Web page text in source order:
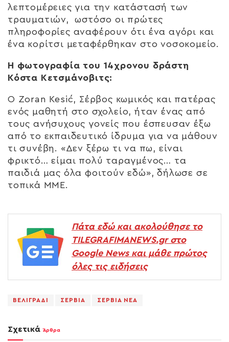
λεπτομέρειες για την κατάστασή των
τραυματιών, ωστόσο οι πρώτες
πληροφορίες αναφέρουν ότι ένα αγόρι και
ένα κορίτσι μεταφέρθηκαν στο νοσοκομείο.
Η φωτογραφία του 14χρονου δράστη
Κόστα Κετσμάνοβιτς:
Ο Zoran Kesić, Σέρβος κωμικός και πατέρας
ενός μαθητή στο σχολείο, ήταν ένας από
τους ανήσυχους γονείς που έσπευσαν έξω
από το εκπαιδευτικό ίδρυμα για να μάθουν
τι συνέβη. «Δεν ξέρω τι να πω, είναι
φρικτό… είμαι πολύ ταραγμένος… τα
παιδιά μας όλα φοιτούν εδώ», δήλωσε σε
τοπικά ΜΜΕ.
Πάτα εδώ και ακολούθησε το
TILEGRAFIMANEWS.gr στο
Google News και μάθε πρώτος
όλες τις ειδήσεις
ΒΕΛΙΓΡΑΔΙ ΣΕΡΒΙΑ ΣΕΡΒΙΑ ΝΕΑ
Σχετικά Άρθρα